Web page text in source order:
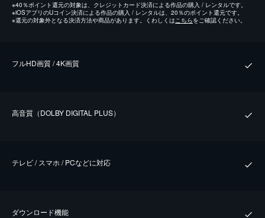
※40％ポイント還元の対象は、クレジットカード決済による作品の購入 / レンタルです。
※iOSアプリのUコイン決済による作品の購入 / レンタルは、20％のポイント還元です。
※還元の対象外となる決済方法や商品があります。くわしくはこちらをご確認ください。
フルHD画質 / 4K画質
⾼⾳質（DOLBY DIGITAL PLUS）
テレビ / スマホ / PCなどに対応
ダウンロード機能